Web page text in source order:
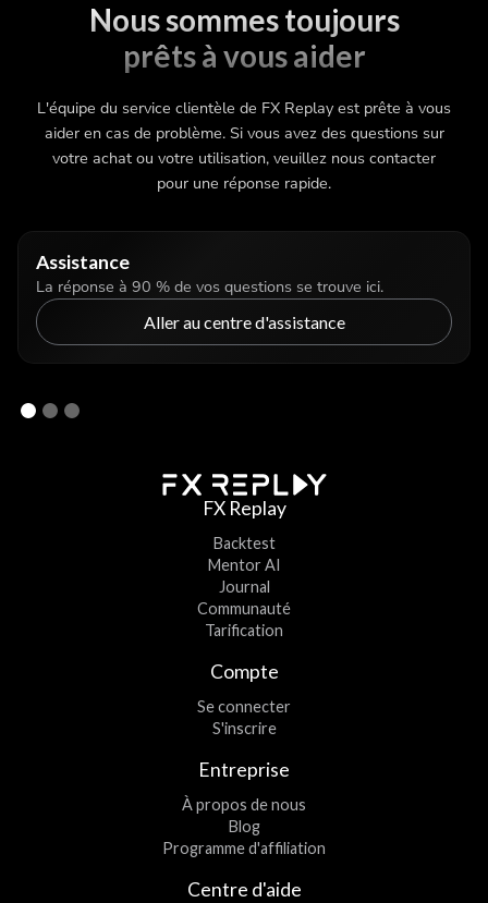
Nous sommes toujours
prêts à vous aider
L'équipe du service clientèle de FX Replay est prête à vous
aider en cas de problème. Si vous avez des questions sur
votre achat ou votre utilisation, veuillez nous contacter
pour une réponse rapide.
Assistance
La réponse à 90 % de vos questions se trouve ici.
Aller au centre d'assistance
FX Replay
Backtest
Mentor AI
Journal
Communauté
Tarification
Compte
Se connecter
S'inscrire
Entreprise
À propos de nous
Blog
Programme d'affiliation
Centre d'aide